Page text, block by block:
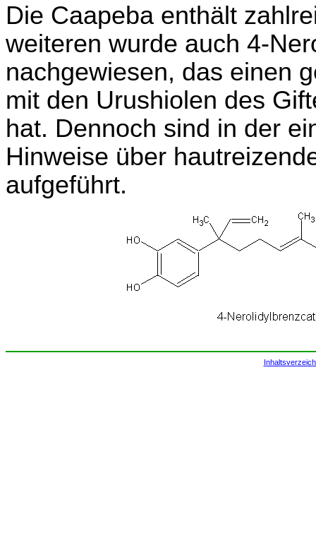
Die Caapeba enthält
weiteren wurde auch 4-
nachgewiesen, das einen
mit den Urushiolen des
hat. Dennoch sind in der
Hinweise über
aufgeführt.